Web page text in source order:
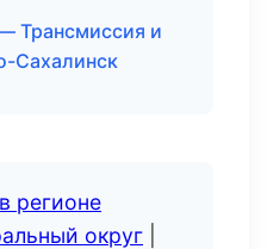
Трансмиссия и
Сахалинск
регионе
округ